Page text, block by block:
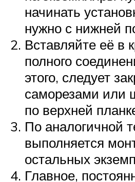
начинать
нужно с нижней
Вставляйте её в
полного
этого, следует
саморезами или
по верхней
По аналогичной
выполняется
остальных
Главное,